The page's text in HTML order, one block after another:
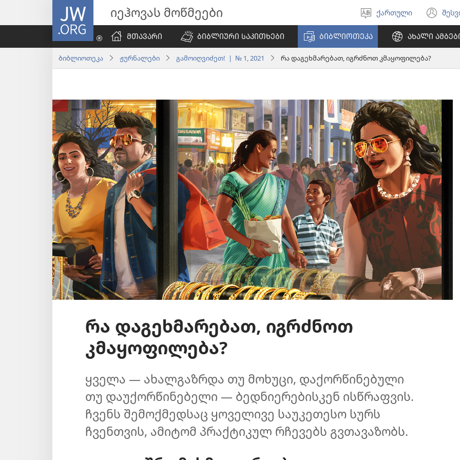
JW.ORG იეჰოვას მოწმეები
აირჩიეთ
ენა
ქართული
ᲛᲗᲐᲕᲐᲠᲘ
ᲑᲘᲑᲚᲘᲣᲠᲘ ᲡᲐᲙᲘᲗᲮᲔᲑᲘ ᲑᲘᲑᲚᲘᲝᲗᲔᲙᲐ ᲐᲮᲐᲚᲘ
ბიბლიოთეკა ჟურნალები გამოიღვიძეთ! | № 1, 2021 რა დაგეხმარებათ, იგრძნოთ კმაყოფილება?
რა დაგეხმარებათ, იგრძნოთ
კმაყოფილება?
ყველა — ახალგაზრდა თუ მოხუცი, დაქორწინებული
თუ დაუქორწინებელი — ბედნიერებისკენ ისწრაფვის.
ჩვენს შემოქმედსაც ყოველივე საუკეთესო სურს
ჩვენთვის, ამიტომ პრაქტიკულ რჩევებს გვთავაზობს.